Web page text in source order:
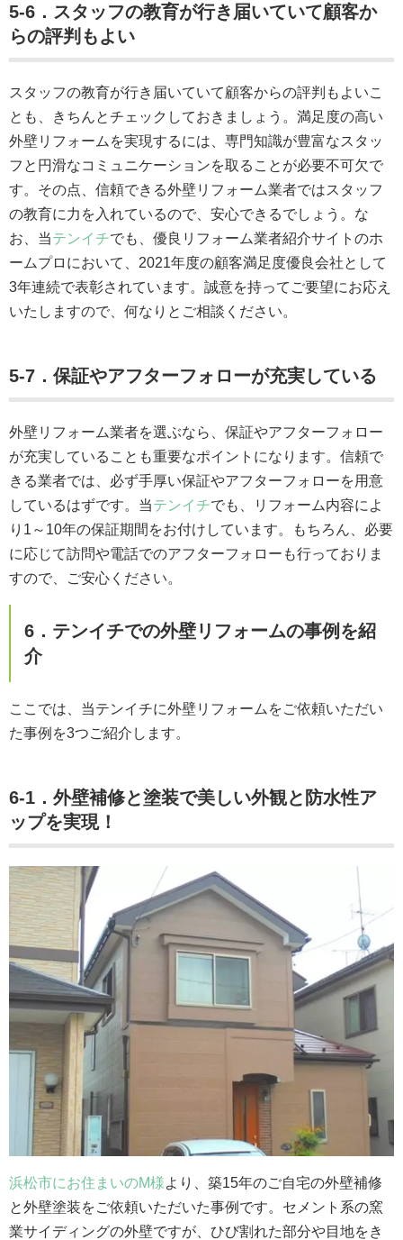
5-6．スタッフの教育が行き届いていて顧客か
らの評判もよい
スタッフの教育が行き届いていて顧客からの評判もよいこ
とも、きちんとチェックしておきましょう。満足度の高い
外壁リフォームを実現するには、専門知識が豊富なスタッ
フと円滑なコミュニケーションを取ることが必要不可欠で
す。その点、信頼できる外壁リフォーム業者ではスタッフ
の教育に力を入れているので、安心できるでしょう。な
お、当テンイチでも、優良リフォーム業者紹介サイトのホ
ームプロにおいて、2021年度の顧客満足度優良会社として
3年連続で表彰されています。誠意を持ってご要望にお応え
いたしますので、何なりとご相談ください。
5-7．保証やアフターフォローが充実している
外壁リフォーム業者を選ぶなら、保証やアフターフォロー
が充実していることも重要なポイントになります。信頼で
きる業者では、必ず手厚い保証やアフターフォローを用意
しているはずです。当テンイチでも、リフォーム内容によ
り1～10年の保証期間をお付けしています。もちろん、必要
に応じて訪問や電話でのアフターフォローも行っておりま
すので、ご安心ください。
6．テンイチでの外壁リフォームの事例を紹
介
ここでは、当テンイチに外壁リフォームをご依頼いただい
た事例を3つご紹介します。
6-1．外壁補修と塗装で美しい外観と防水性ア
ップを実現！
浜松市にお住まいのM様より、築15年のご自宅の外壁補修
と外壁塗装をご依頼いただいた事例です。セメント系の窯
業サイディングの外壁ですが、ひび割れた部分や目地をき